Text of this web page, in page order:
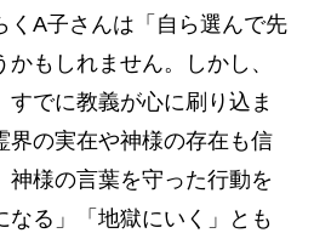
くA子さんは「自ら選んで先
もしれません。しかし、
すでに教義が心に刷り込ま
界の実在や神様の存在も信
神様の言葉を守った行動を
なる」「地獄にいく」とも